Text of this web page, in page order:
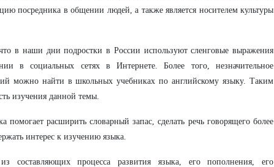
посредника в общении людей, а также является носителем культуры
в наши дни подростки в России используют сленговые выражения
в социальных сетях в Интернете. Более того, незначительное
можно найти в школьных учебниках по английскому языку. Таким
изучения данной темы.
помогает расширить словарный запас, сделать речь говорящего более
интерес к изучению языка.
составляющих процесса развития языка, его пополнения, его